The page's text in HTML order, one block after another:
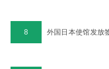
8 外国日本使馆发放